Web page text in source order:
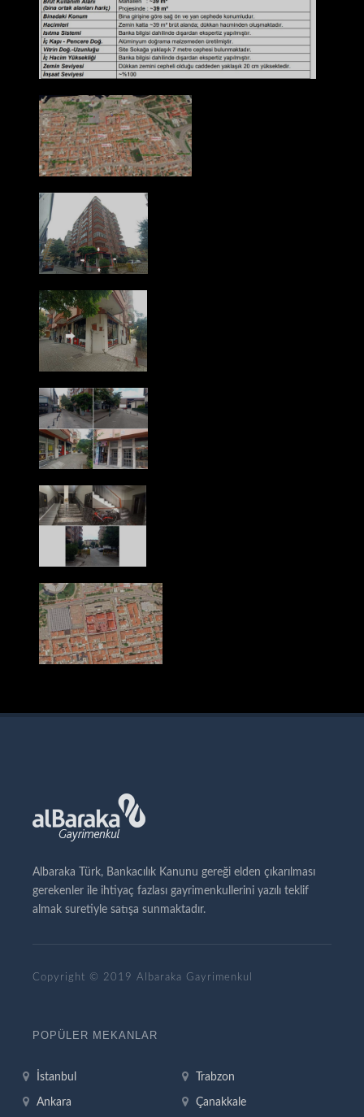
Albaraka Türk, Bankacılık Kanunu gereği elden çıkarılması
gerekenler ile ihtiyaç fazlası gayrimenkullerini yazılı teklif
almak suretiyle satışa sunmaktadır.
Copyright © 2019 Albaraka Gayrimenkul
POPÜLER MEKANLAR
İstanbul
Ankara
Trabzon
Çanakkale